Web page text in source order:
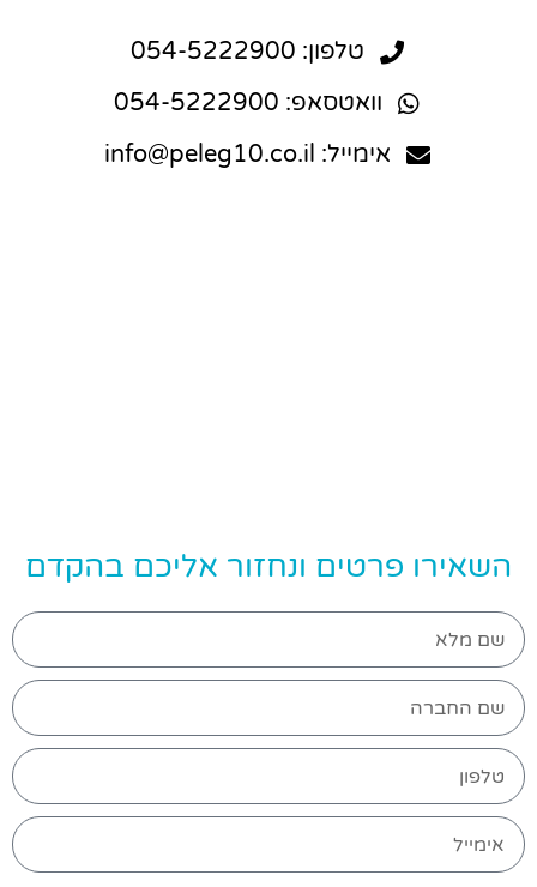
טלפון: 054-5222900
וואטסאפ: 054-5222900
אימייל: info@peleg10.co.il
השאירו פרטים ונחזור אליכם בהקדם